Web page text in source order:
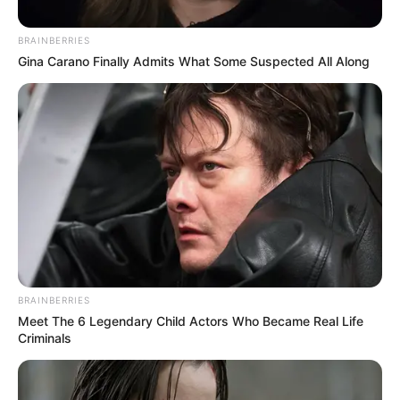
BRAINBERRIES
Gina Carano Finally Admits What Some Suspected All Along
BRAINBERRIES
Meet The 6 Legendary Child Actors Who Became Real Life
Criminals